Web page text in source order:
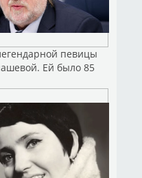
певицы
Ей было 85